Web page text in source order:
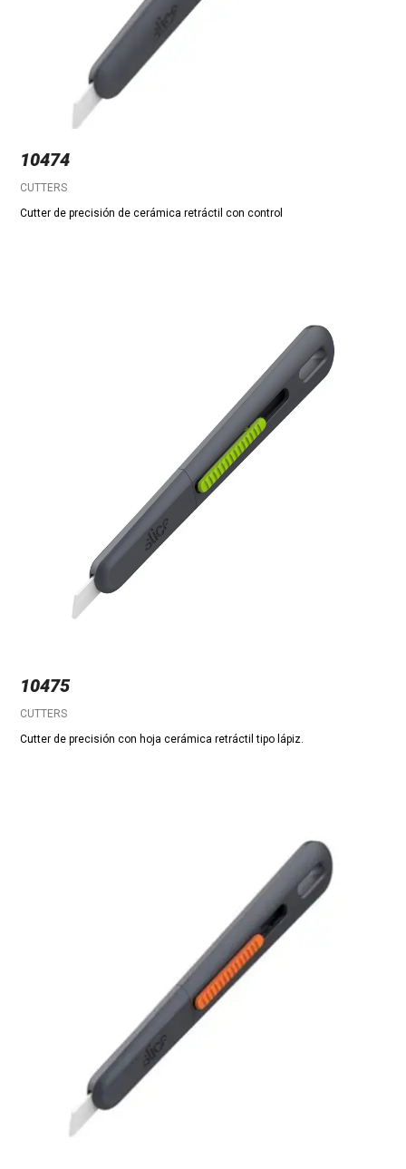
10474
CUTTERS
Cutter de precisión de cerámica retráctil con control
10475
CUTTERS
Cutter de precisión con hoja cerámica retráctil tipo lápiz.